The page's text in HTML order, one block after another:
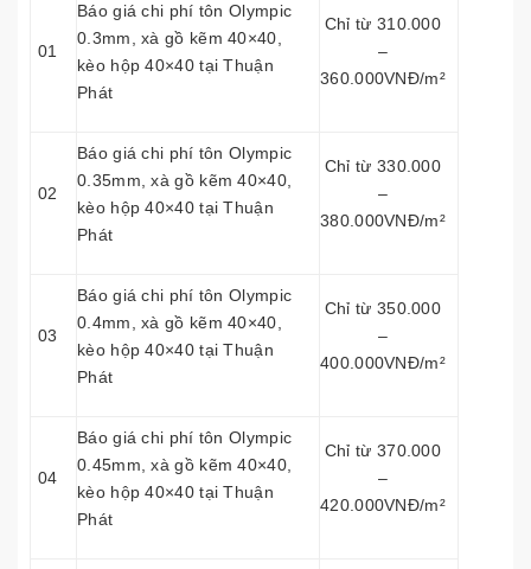
01
Báo giá chi phí tôn Olympic
0.3mm, xà gồ kẽm 40×40,
kèo hộp 40×40 tại Thuận
Phát
Chỉ từ 310.000
–
360.000VNĐ/m²
02
Báo giá chi phí tôn Olympic
0.35mm, xà gồ kẽm 40×40,
kèo hộp 40×40 tại Thuận
Phát
Chỉ từ 330.000
–
380.000VNĐ/m²
03
Báo giá chi phí tôn Olympic
0.4mm, xà gồ kẽm 40×40,
kèo hộp 40×40 tại Thuận
Phát
Chỉ từ 350.000
–
400.000VNĐ/m²
04
Báo giá chi phí tôn Olympic
0.45mm, xà gồ kẽm 40×40,
kèo hộp 40×40 tại Thuận
Phát
Chỉ từ 370.000
–
420.000VNĐ/m²